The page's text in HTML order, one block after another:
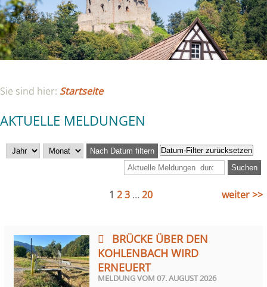
Sie sind hier: Startseite
AKTUELLE MELDUNGEN
Nach Datum filtern Datum-Filter zurücksetzen
1 23 …20 weiter >>
BRÜCKE ÜBER DEN
KOHLENBACH WIRD
ERNEUERT
MELDUNG VOM 07. AUGUST 2026